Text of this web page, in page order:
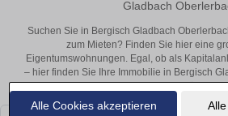
Alle Cookies akzeptieren
Gladbach
Suchen Sie in Bergisch Gladbach
zum Mieten? Finden Sie hier eine
Eigentumswohnungen. Egal, ob als
– hier finden Sie Ihre Immobilie in Bergisch
in der Nähe.